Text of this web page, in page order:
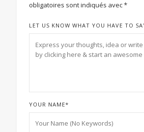
obligatoires sont indiqués avec*
LET US KNOW WHAT YOU HAVE TO
YOUR NAME*